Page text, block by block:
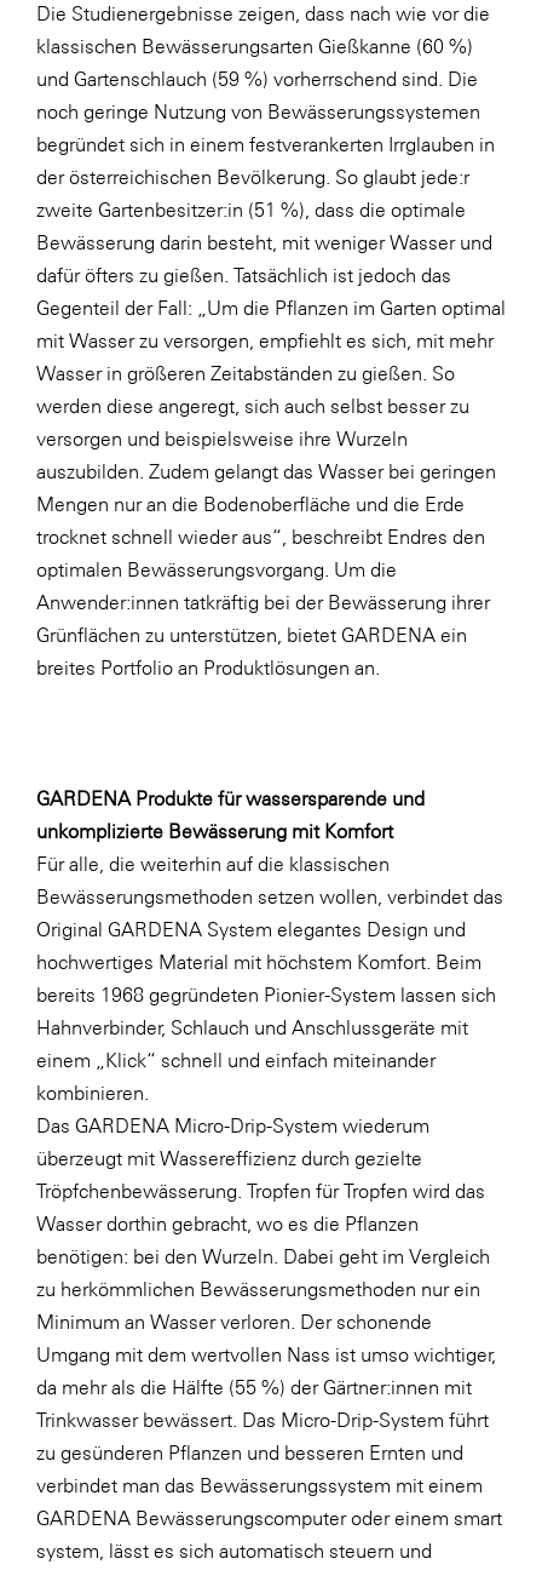
Die Studienergebnisse zeigen, dass nach wie vor die
klassischen Bewässerungsarten Gießkanne (60 %)
und Gartenschlauch (59 %) vorherrschend sind. Die
noch geringe Nutzung von Bewässerungssystemen
begründet sich in einem festverankerten Irrglauben in
der österreichischen Bevölkerung. So glaubt jede:r
zweite Gartenbesitzer:in (51 %), dass die optimale
Bewässerung darin besteht, mit weniger Wasser und
dafür öfters zu gießen. Tatsächlich ist jedoch das
Gegenteil der Fall: „Um die Pflanzen im Garten optimal
mit Wasser zu versorgen, empfiehlt es sich, mit mehr
Wasser in größeren Zeitabständen zu gießen. So
werden diese angeregt, sich auch selbst besser zu
versorgen und beispielsweise ihre Wurzeln
auszubilden. Zudem gelangt das Wasser bei geringen
Mengen nur an die Bodenoberfläche und die Erde
trocknet schnell wieder aus“, beschreibt Endres den
optimalen Bewässerungsvorgang. Um die
Anwender:innen tatkräftig bei der Bewässerung ihrer
Grünflächen zu unterstützen, bietet GARDENA ein
breites Portfolio an Produktlösungen an.
GARDENA Produkte für wassersparende und
unkomplizierte Bewässerung mit Komfort
Für alle, die weiterhin auf die klassischen
Bewässerungsmethoden setzen wollen, verbindet das
Original GARDENA System elegantes Design und
hochwertiges Material mit höchstem Komfort. Beim
bereits 1968 gegründeten Pionier-System lassen sich
Hahnverbinder, Schlauch und Anschlussgeräte mit
einem „Klick“ schnell und einfach miteinander
kombinieren.
Das GARDENA Micro-Drip-System wiederum
überzeugt mit Wassereffizienz durch gezielte
Tröpfchenbewässerung. Tropfen für Tropfen wird das
Wasser dorthin gebracht, wo es die Pflanzen
benötigen: bei den Wurzeln. Dabei geht im Vergleich
zu herkömmlichen Bewässerungsmethoden nur ein
Minimum an Wasser verloren. Der schonende
Umgang mit dem wertvollen Nass ist umso wichtiger,
da mehr als die Hälfte (55 %) der Gärtner:innen mit
Trinkwasser bewässert. Das Micro-Drip-System führt
zu gesünderen Pflanzen und besseren Ernten und
verbindet man das Bewässerungssystem mit einem
GARDENA Bewässerungscomputer oder einem smart
system, lässt es sich automatisch steuern und